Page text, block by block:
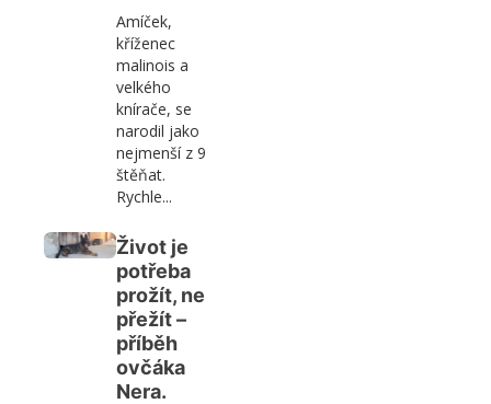
Amíček,
kříženec
malinois a
velkého
knírače, se
narodil jako
nejmenší z 9
štěňat.
Rychle...
Život je
potřeba
prožít, ne
přežít –
příběh
ovčáka
Nera.